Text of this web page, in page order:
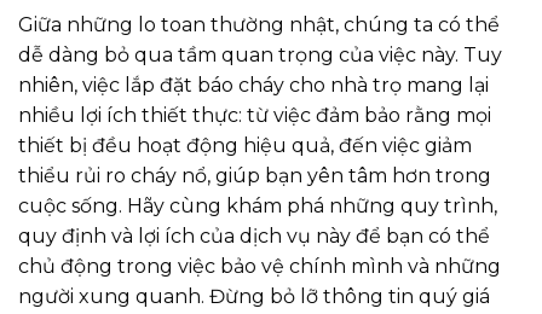
Giữa những lo toan thường nhật, chúng ta có thể
dễ dàng bỏ qua tầm quan trọng của việc này. Tuy
nhiên, việc lắp đặt báo cháy cho nhà trọ mang lại
nhiều lợi ích thiết thực: từ việc đảm bảo rằng mọi
thiết bị đều hoạt động hiệu quả, đến việc giảm
thiểu rủi ro cháy nổ, giúp bạn yên tâm hơn trong
cuộc sống. Hãy cùng khám phá những quy trình,
quy định và lợi ích của dịch vụ này để bạn có thể
chủ động trong việc bảo vệ chính mình và những
người xung quanh. Đừng bỏ lỡ thông tin quý giá